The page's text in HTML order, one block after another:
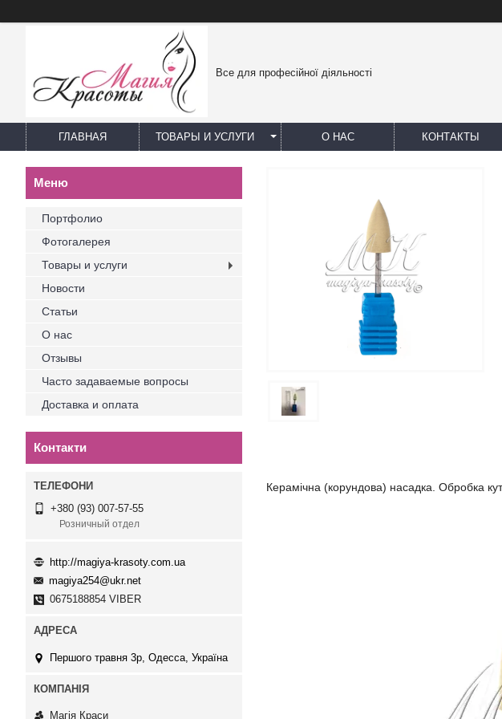
Все для професійної діяльності
ГЛАВНАЯ ТОВАРЫ И УСЛУГИ О НАС КОНТАКТЫ
Керамічна (корундова) насадка. Обробка
Портфолио
Фотогалерея
Товары и услуги
Новости
Статьи
О нас
Отзывы
Часто задаваемые вопросы
Доставка и оплата
Контакти
+380 (93) 007-57-55
Розничный отдел
http://magiya-krasoty.com.ua
magiya254@ukr.net
0675188854 VIBER
Першого травня 3р, Одесса, Україна
Магія Краси